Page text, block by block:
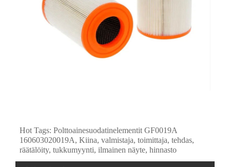
Hot Tags: Polttoainesuodatinelementit GF0019A
160603020019A, Kiina, valmistaja, toimittaja, tehdas,
räätälöity, tukkumyynti, ilmainen näyte, hinnasto